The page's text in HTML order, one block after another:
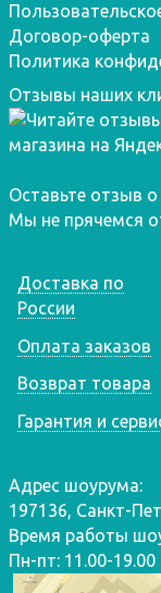
Договор-оферта
Политика
Отзывы наших
Оставьте отзыв о
Мы не прячемся
Доставка по
России
Оплата заказов
Возврат товара
Гарантия и
Адрес шоурума:
197136, Санкт-
Время работы
Пн-пт: 11.00-19.00